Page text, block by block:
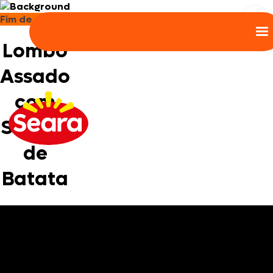
Fim de ano
Lombo
Assado
com
Salada
de
Batata